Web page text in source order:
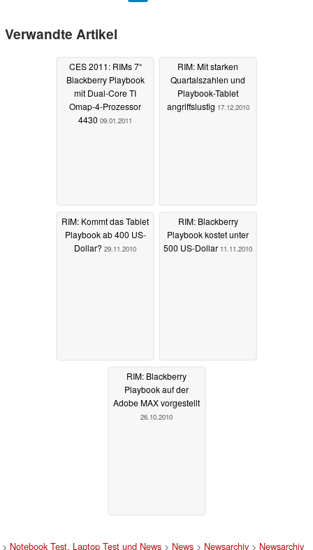
Verwandte Artikel
CES 2011: RIMs 7“
Blackberry Playbook
mit Dual-Core TI
Omap-4-Prozessor
4430 09.01.2011
RIM: Mit starken
Quartalszahlen und
Playbook-Tablet
angriffslustig 17.12.2010
RIM: Kommt das Tablet
Playbook ab 400 US-
Dollar? 29.11.2010
RIM: Blackberry
Playbook kostet unter
500 US-Dollar 11.11.2010
RIM: Blackberry
Playbook auf der
Adobe MAX vorgestellt
26.10.2010
> Notebook Test, Laptop Test und News > News > Newsarchiv > Newsarchiv